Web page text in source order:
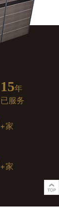
15年
已服务
+家
+家